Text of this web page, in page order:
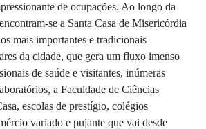
de ocupações. Ao longo da
se a Santa Casa de Misericórdia
mais importantes e tradicionais
da cidade, que gera um fluxo imenso
de saúde e visitantes, inúmeras
a Faculdade de Ciências
escolas de prestígio, colégios
variado e pujante que vai desde